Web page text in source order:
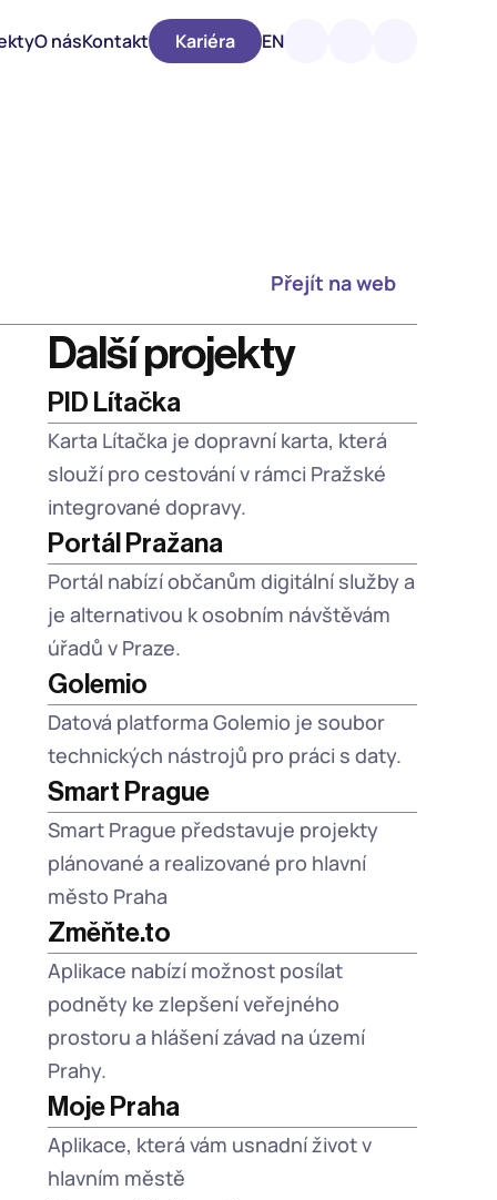
O násKontakt Kariéra EN
Přejít na web
Další projekty
PID Lítačka
Karta Lítačka je dopravní karta, která
slouží pro cestování v rámci Pražské
integrované dopravy.
Portál Pražana
Portál nabízí občanům digitální služby a
je alternativou k osobním návštěvám
úřadů v Praze.
Golemio
Datová platforma Golemio je soubor
technických nástrojů pro práci s daty.
Smart Prague
Smart Prague představuje projekty
plánované a realizované pro hlavní
město Praha
Změňte.to
Aplikace nabízí možnost posílat
podněty ke zlepšení veřejného
prostoru a hlášení závad na území
Prahy.
Moje Praha
Aplikace, která vám usnadní život v
hlavním městě